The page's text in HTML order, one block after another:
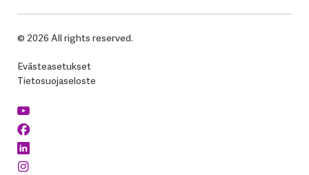
© 2026 All rights reserved.
Evästeasetukset
Tietosuojaseloste